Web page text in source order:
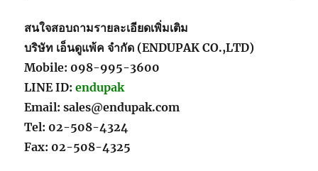
สนใจสอบถามรายละเอียดเพิ่มเติม
บริษัท เอ็นดูแพ้ค จำกัด (ENDUPAK CO.,LTD)
Mobile: 098-995-3600
LINE ID:endupak
Email: sales@endupak.com
Tel: 02-508-4324
Fax: 02-508-4325